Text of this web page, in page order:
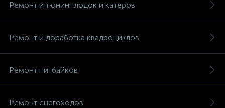
Ремонт и тюнинг лодок и катеров
Ремонт и доработка квадроциклов
Ремонт питбайков
Ремонт снегоходов